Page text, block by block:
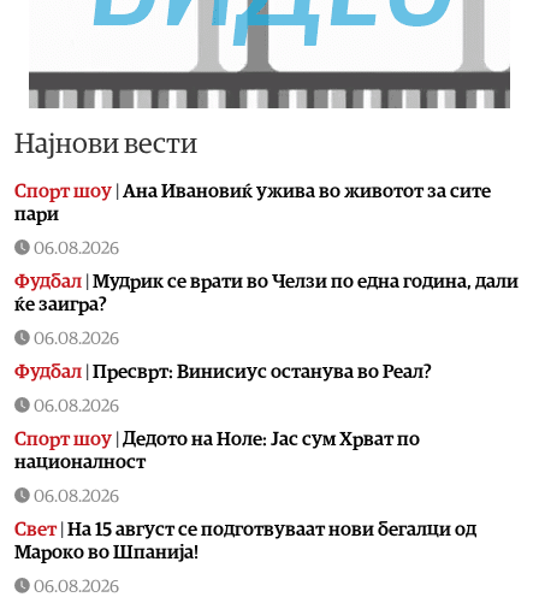
Најнови вести
Спорт шоу | Aна Ивановиќ ужива во животот за сите
пари
06.08.2026
Фудбал | Мудрик се врати во Челзи по една година, дали
ќе заигра?
06.08.2026
Фудбал | Пресврт: Винисиус останува во Реал?
06.08.2026
Спорт шоу | Дедото на Ноле: Јас сум Хрват по
националност
06.08.2026
Свет| На 15 август се подготвуваат нови бегалци од
Мароко во Шпанија!
06.08.2026